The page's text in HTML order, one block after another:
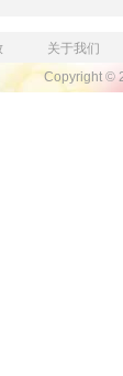
关于我们
Copyright ©